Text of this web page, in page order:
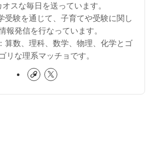
オスな毎日を送っています。
受験を通じて、子育てや受験に関し
報発信を行なっています。
算数、理科、数学、物理、化学とゴ
リな理系マッチョです。